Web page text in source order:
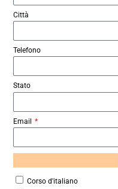
Città
Telefono
Stato
Email
Corso d'italiano